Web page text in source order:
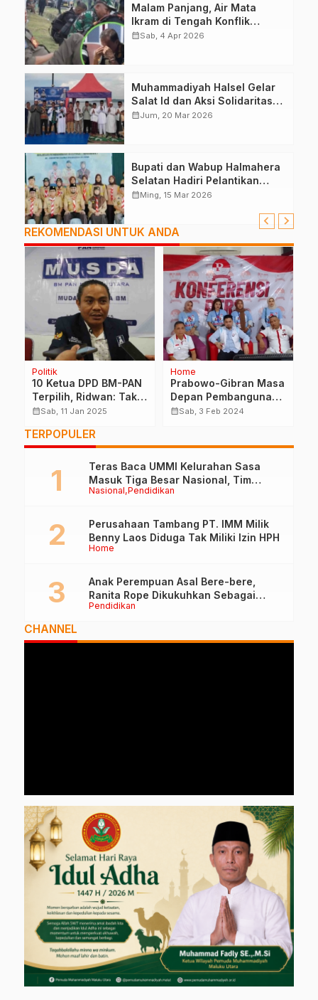
Malam Panjang, Air Mata
Ikram di Tengah Konflik
Halteng
calendar_monthSab, 4 Apr 2026
Muhammadiyah Halsel Gelar
Salat Id dan Aksi Solidaritas
Palestina
calendar_monthJum, 20 Mar 2026
Bupati dan Wabup Halmahera
Selatan Hadiri Pelantikan
Mabiran Pramuka se-Kwarcab
calendar_monthMing, 15 Mar 2026
REKOMENDASI UNTUK ANDA
Politik
10 Ketua DPD BM-PAN
Terpilih, Ridwan: Tak
Ada Kelompok Kecil
calendar_monthSab, 11 Jan 2025
Home
Prabowo-Gibran Masa
Depan Pembangunan
dan Kemajuan Malut
calendar_monthSab, 3 Feb 2024
TERPOPULER
Nasional Pendidikan
Teras Baca UMMI Kelurahan Sasa
Masuk Tiga Besar Nasional, Tim
Penilai Lakukan Visitasi di Ternate
Home
Perusahaan Tambang PT. IMM Milik
Benny Laos Diduga Tak Miliki Izin HPH
Pendidikan
Anak Perempuan Asal Bere-bere,
Ranita Rope Dikukuhkan Sebagai
Guru Besar dan Rektor Ummu
CHANNEL